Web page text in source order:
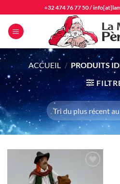
au
contenu
+32 474 76 77 50/
ACCUEIL / PRODUITS